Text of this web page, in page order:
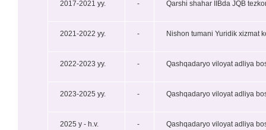
2017-2021 yy. - Qarshi shahar IIBda JQB
2021-2022 yy. - Nishon tumani Yuridik xizmat
2022-2023 yy. - Qashqadaryo viloyat adliya
2023-2025 yy. - Qashqadaryo viloyat adliya
2025 y - h.v. - Qashqadaryo viloyat adliya